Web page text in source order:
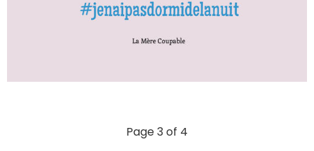
Page 3 of 4